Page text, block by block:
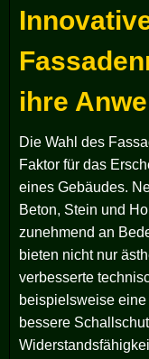
ihre
Die Wahl des
Faktor für das
eines Gebäudes.
Beton, Stein und
zunehmend an
bieten nicht nur
verbesserte
beispielsweise
bessere